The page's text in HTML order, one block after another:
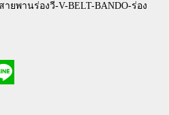
สายพานร่องวี-V-BELT-BANDO-ร่อง